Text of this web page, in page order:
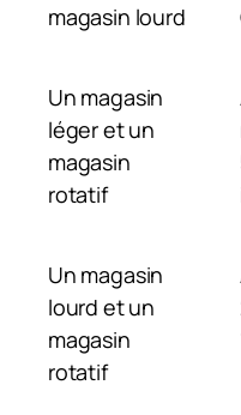
magasin lourd
Un magasin
léger et un
magasin
rotatif
Un magasin
lourd et un
magasin
rotatif